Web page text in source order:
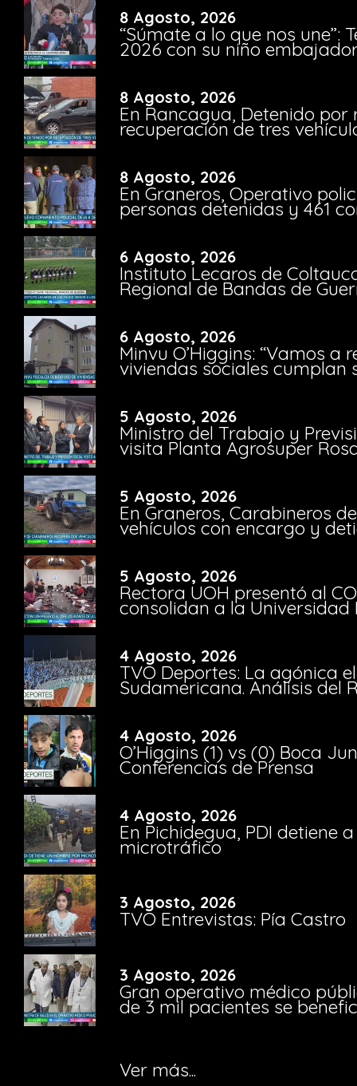
8 Agosto, 2026
“Súmate a lo que nos une”:
2026 con su niño
8 Agosto, 2026
En Rancagua, Detenido por
recuperación de tres
8 Agosto, 2026
En Graneros, Operativo
personas detenidas y 461
6 Agosto, 2026
Instituto Lecaros de
Regional de Bandas de
6 Agosto, 2026
Minvu O’Higgins: “Vamos a
viviendas sociales cumplan
5 Agosto, 2026
Ministro del Trabajo y
visita Planta Agrosuper
5 Agosto, 2026
En Graneros, Carabineros
vehículos con encargo y
5 Agosto, 2026
Rectora UOH presentó al
consolidan a la Universidad
4 Agosto, 2026
TVO Deportes: La agónica
Sudamericana. Análisis del
4 Agosto, 2026
O’Higgins (1) vs (0) Boca
Conferencias de Prensa
4 Agosto, 2026
En Pichidegua, PDI detiene
microtráfico
3 Agosto, 2026
TVO Entrevistas: Pía Castro
3 Agosto, 2026
Gran operativo médico
de 3 mil pacientes se
Ver más...